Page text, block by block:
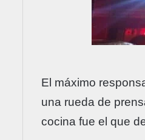
El máximo
una rueda de
cocina fue el que